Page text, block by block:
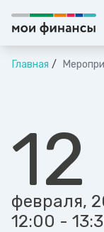
Главная
12
февраля,
12:00 -